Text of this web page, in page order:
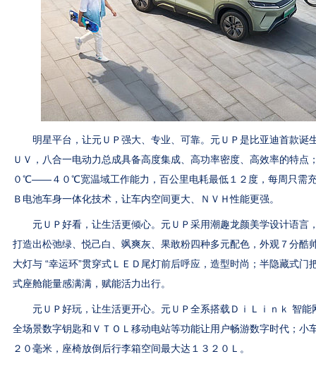
明星平台，让元ＵＰ强大、专业、可靠。元ＵＰ是比亚迪首款诞
ＵＶ，八合一电动力总成具备高度集成、高功率密度、高效率的特点
０℃——４０℃宽温域工作能力，百公里电耗最低１２度，每周只需
Ｂ电池车身一体化技术，让车内空间更大、ＮＶＨ性能更强。
元ＵＰ好看，让生活更倾心。元ＵＰ采用潮趣龙颜美学设计语言
打造出松弛绿、悦己白、飒爽灰、果敢粉四种多元配色，外观７分酷
大灯与 “幸运环”贯穿式ＬＥＤ尾灯前后呼应，造型时尚；半隐藏式门
式座舱能量感满满，赋能活力出行。
元ＵＰ好玩，让生活更开心。元ＵＰ全系搭载ＤｉＬｉｎｋ 智能
全场景数字钥匙和ＶＴＯＬ移动电站等功能让用户畅游数字时代；小
２０毫米，座椅放倒后行李箱空间最大达１３２０Ｌ。